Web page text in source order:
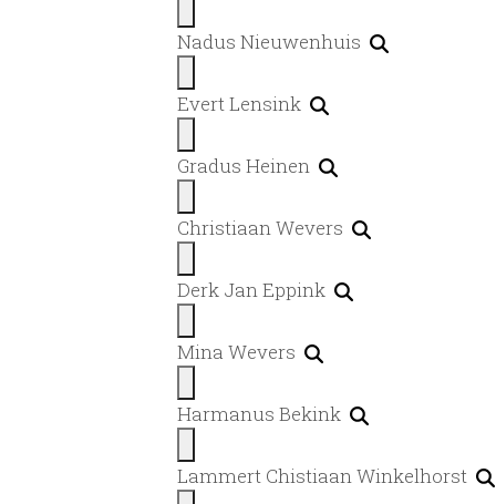
Nadus Nieuwenhuis
Evert Lensink
Gradus Heinen
Christiaan Wevers
Derk Jan Eppink
Mina Wevers
Harmanus Bekink
Lammert Chistiaan Winkelhorst